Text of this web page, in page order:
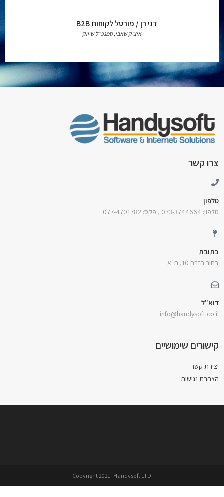
דני רן / פורטל לקוחות B2B
איציק שאבי, סמנכ"ל שיווק
צרו קשר
טלפון
טלפון: 073-3744664 , פקס: 077-4701782
כתובת
רחוב הזרם 10, ת"א
דוא"ל
info@handysoft.co.il
קישורים שימושיים
יצירת קשר
הצהרת נגישות
Copyright 2021- Handysoft LTD